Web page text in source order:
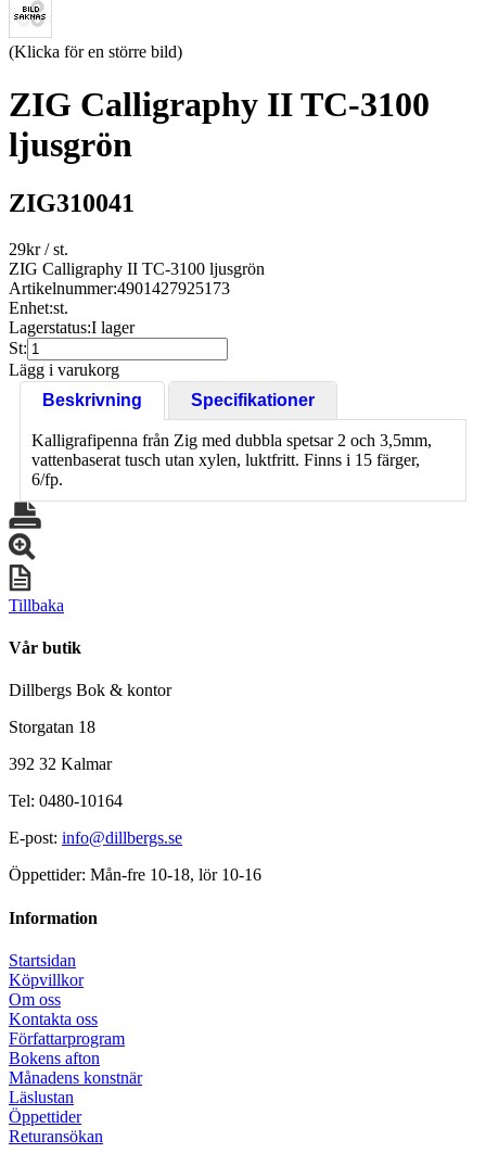
(Klicka för en större bild)
ZIG Calligraphy II TC-3100
ljusgrön
ZIG310041
29kr/ st.
ZIG Calligraphy II TC-3100 ljusgrön
Artikelnummer:4901427925173
Enhet:st.
Lagerstatus:I lager
St:
Lägg i varukorg
Beskrivning
Specifikationer
Kalligrafipenna från Zig med dubbla spetsar 2 och 3,5mm,
vattenbaserat tusch utan xylen, luktfritt. Finns i 15 färger,
6/fp.
Tillbaka
Vår butik
Dillbergs Bok & kontor
Storgatan 18
392 32 Kalmar
Tel: 0480-10164
E-post: info@dillbergs.se
Öppettider: Mån-fre 10-18, lör 10-16
Information
Startsidan
Köpvillkor
Om oss
Kontakta oss
Författarprogram
Bokens afton
Månadens konstnär
Läslustan
Öppettider
Returansökan